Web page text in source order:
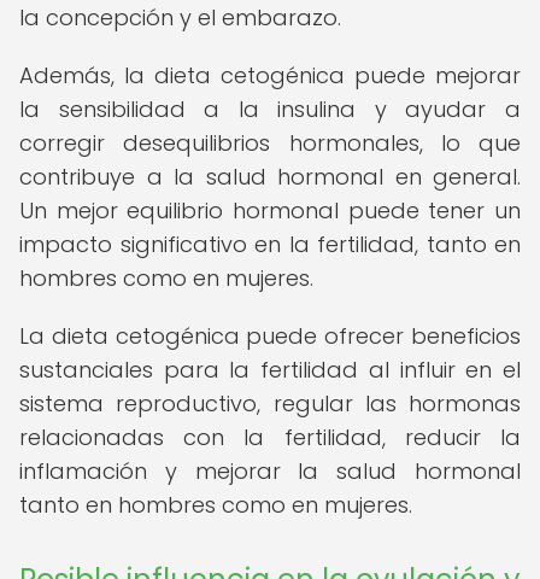
la concepción y el embarazo.
Además, la dieta cetogénica puede mejorar
la sensibilidad a la insulina y ayudar a
corregir desequilibrios hormonales, lo que
contribuye a la salud hormonal en general.
Un mejor equilibrio hormonal puede tener un
impacto significativo en la fertilidad, tanto en
hombres como en mujeres.
La dieta cetogénica puede ofrecer beneficios
sustanciales para la fertilidad al influir en el
sistema reproductivo, regular las hormonas
relacionadas con la fertilidad, reducir la
inflamación y mejorar la salud hormonal
tanto en hombres como en mujeres.